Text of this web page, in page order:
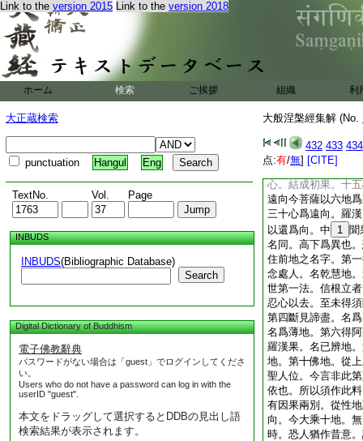
Link to the version 2015 Link to the version 2018
ホーム 検索 ご挨拶 組織 利
大正蔵検索
punctuation Hangul Eng
TextNo. Vol. Page
INBUDS
INBUDS(Bibliographic Database)
Search
Digital Dictionary of Buddhism
電子佛教辭典
パスワードがない場合は「guest」でログインしてくださ
い。
Users who do not have a password can log in with the
userID "guest".
本文をドラッグして選択するとDDBの見出し語
検索結果が表示されます。
大般涅槃經集解 (No.
432 433 434
点:有/無] [CITE]
應喩。聲聞羅漢。
形儀量與佛羅漢等
結盡而習氣未除。
是同也
是四種人出現於世
案智秀曰。此下第
云何名爲具煩惱性
案僧宗曰。向合則
之與菩薩。各有其
心。結成初果。十
遠向今菩薩以六地
三十心爲遠向。羅
以還爲向。中
1 聞
名同。高下爲異也
住前地之名字。第
念處人。名乾慧地
世第一法。信根立
忍心以去。至未得
第四斷見諦盡。名
名爲薄地。第六得
羅漢果。名已辨地
地。第十佛地。從
聖人位。今言非此
依也。所以須作此
有因果兩別。從性
向。今大乘十地。
時。恐人猶作昔意